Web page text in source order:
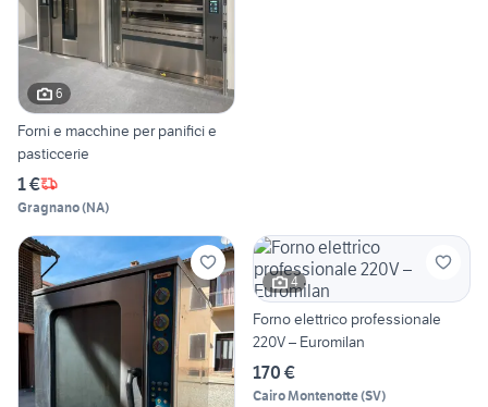
6
Forni e macchine per panifici e
pasticcerie
1 €
Gragnano(NA)
4
Forno elettrico professionale
220V – Euromilan
170 €
Cairo Montenotte(SV)